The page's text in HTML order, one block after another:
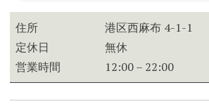
住所
定休日
営業時間
港区西麻布 4-1-1
無休
12:00 – 22:00